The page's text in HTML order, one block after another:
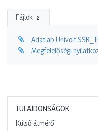
Fájlok 2
Adatlap Univolt
Megfelelőségi
TULAJDONSÁGOK
Külső átmérő